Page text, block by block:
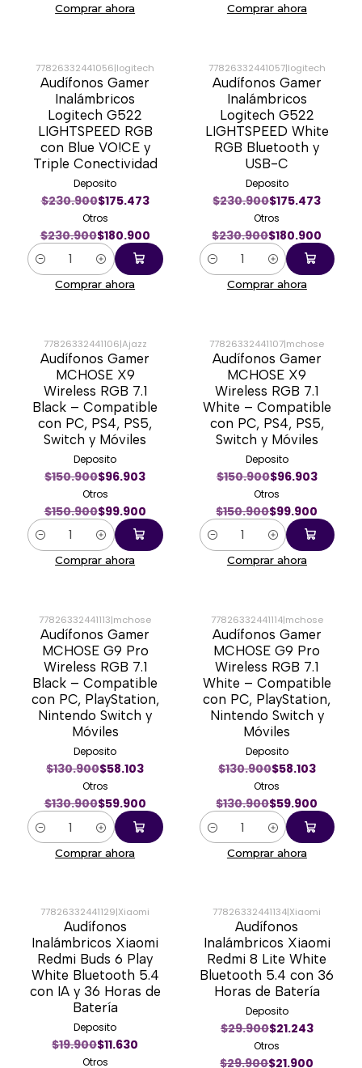
Comprar ahora Comprar ahora
-22%
77826332441056|logitech
Audífonos Gamer
Inalámbricos
Logitech G522
LIGHTSPEED RGB
con Blue VO!CE y
Triple Conectividad
Deposito
$230.900$175.473
Otros
$230.900$180.900
Cantidad
Comprar ahora
-22%
77826332441057|logitech
Audífonos Gamer
Inalámbricos
Logitech G522
LIGHTSPEED White
RGB Bluetooth y
USB-C
Deposito
$230.900$175.473
Otros
$230.900$180.900
Cantidad
Comprar ahora
-34%
77826332441106|Ajazz
Audífonos Gamer
MCHOSE X9
Wireless RGB 7.1
Black – Compatible
con PC, PS4, PS5,
Switch y Móviles
Deposito
$150.900$96.903
Otros
$150.900$99.900
Cantidad
Comprar ahora
-34%
77826332441107|mchose
Audífonos Gamer
MCHOSE X9
Wireless RGB 7.1
White – Compatible
con PC, PS4, PS5,
Switch y Móviles
Deposito
$150.900$96.903
Otros
$150.900$99.900
Cantidad
Comprar ahora
-54%
77826332441113|mchose
Audífonos Gamer
MCHOSE G9 Pro
Wireless RGB 7.1
Black – Compatible
con PC, PlayStation,
Nintendo Switch y
Móviles
Deposito
$130.900$58.103
Otros
$130.900$59.900
Cantidad
Comprar ahora
-54%
77826332441114|mchose
Audífonos Gamer
MCHOSE G9 Pro
Wireless RGB 7.1
White – Compatible
con PC, PlayStation,
Nintendo Switch y
Móviles
Deposito
$130.900$58.103
Otros
$130.900$59.900
Cantidad
Comprar ahora
-40%
77826332441129|Xiaomi
Audífonos
Inalámbricos Xiaomi
Redmi Buds 6 Play
White Bluetooth 5.4
con IA y 36 Horas de
Batería
Deposito
$19.900$11.630
Otros
-27%
77826332441134|Xiaomi
Audífonos
Inalámbricos Xiaomi
Redmi 8 Lite White
Bluetooth 5.4 con 36
Horas de Batería
Deposito
$29.900$21.243
Otros
$29.900$21.900